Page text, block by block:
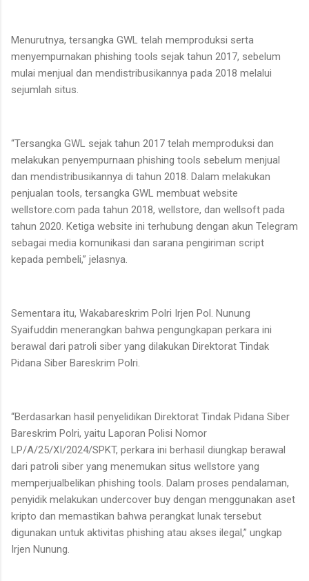
Menurutnya, tersangka GWL telah memproduksi serta
menyempurnakan phishing tools sejak tahun 2017, sebelum
mulai menjual dan mendistribusikannya pada 2018 melalui
sejumlah situs.
“Tersangka GWL sejak tahun 2017 telah memproduksi dan
melakukan penyempurnaan phishing tools sebelum menjual
dan mendistribusikannya di tahun 2018. Dalam melakukan
penjualan tools, tersangka GWL membuat website
wellstore.com pada tahun 2018, wellstore, dan wellsoft pada
tahun 2020. Ketiga website ini terhubung dengan akun Telegram
sebagai media komunikasi dan sarana pengiriman script
kepada pembeli,” jelasnya.
Sementara itu, Wakabareskrim Polri Irjen Pol. Nunung
Syaifuddin menerangkan bahwa pengungkapan perkara ini
berawal dari patroli siber yang dilakukan Direktorat Tindak
Pidana Siber Bareskrim Polri.
“Berdasarkan hasil penyelidikan Direktorat Tindak Pidana Siber
Bareskrim Polri, yaitu Laporan Polisi Nomor
LP/A/25/XI/2024/SPKT, perkara ini berhasil diungkap berawal
dari patroli siber yang menemukan situs wellstore yang
memperjualbelikan phishing tools. Dalam proses pendalaman,
penyidik melakukan undercover buy dengan menggunakan aset
kripto dan memastikan bahwa perangkat lunak tersebut
digunakan untuk aktivitas phishing atau akses ilegal,” ungkap
Irjen Nunung.